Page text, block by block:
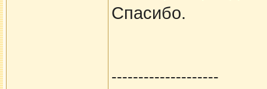
Спасибо.
--------------------